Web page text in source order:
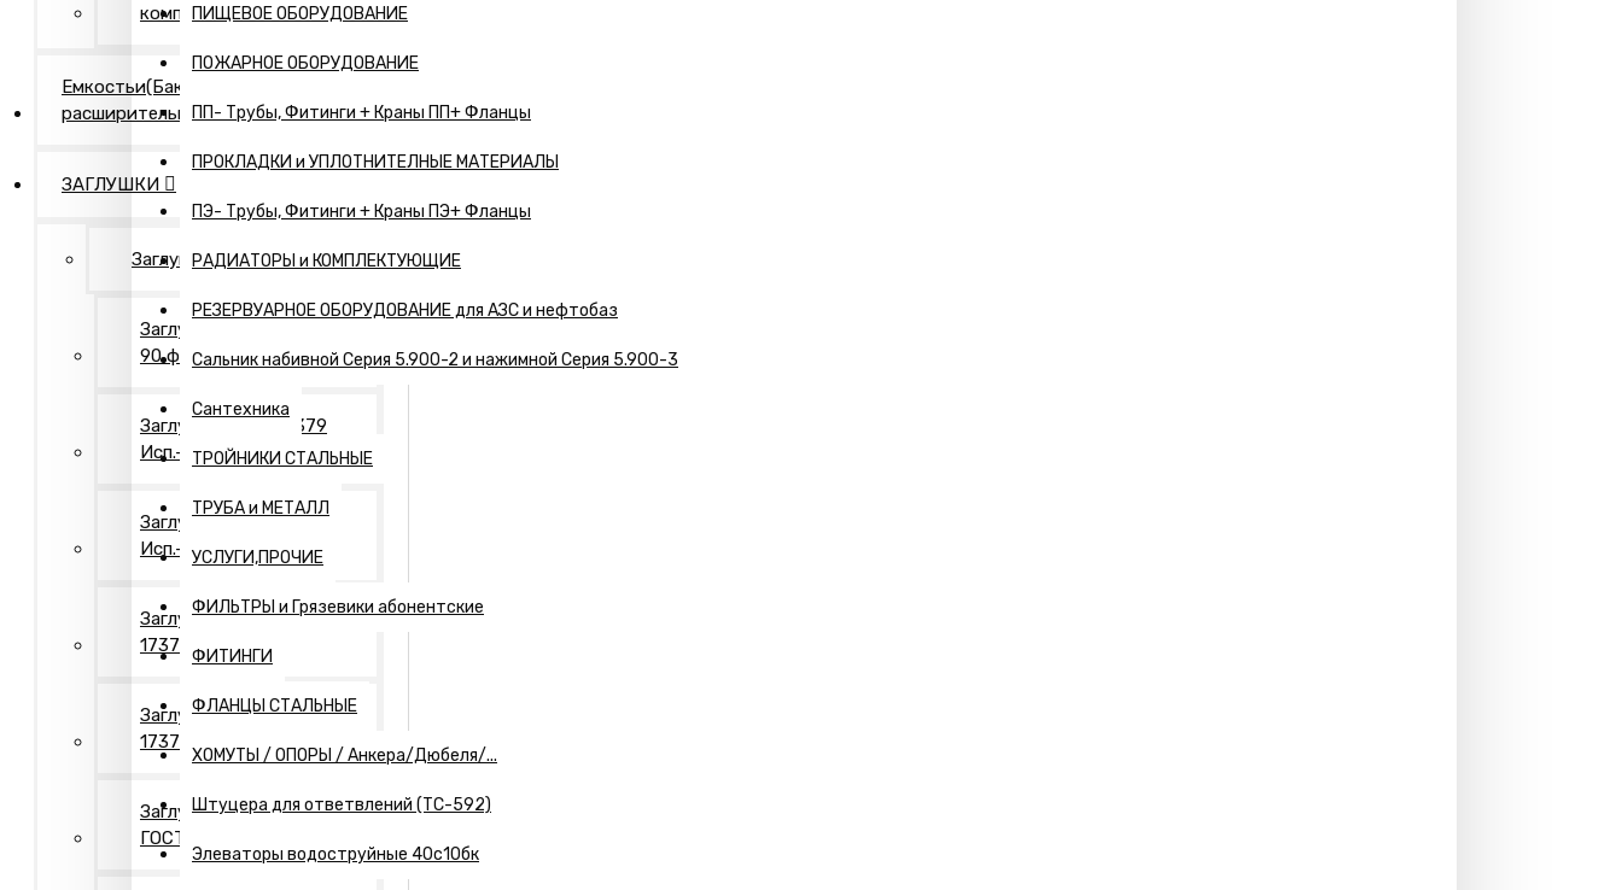
ПИЩЕВОЕ ОБОРУДОВАНИЕ
ПОЖАРНОЕ ОБОРУДОВАНИЕ
ПП- Трубы, Фитинги + Краны ПП+ Фланцы
ПРОКЛАДКИ и УПЛОТНИТЕЛНЫЕ МАТЕРИАЛЫ
ПЭ- Трубы, Фитинги + Краны ПЭ+ Фланцы
РАДИАТОРЫ и КОМПЛЕКТУЮЩИЕ
РЕЗЕРВУАРНОЕ ОБОРУДОВАНИЕ для АЗС и нефтобаз
Сальник набивной Серия 5.900-2 и нажимной Серия 5.900-3
Сантехника
ТРОЙНИКИ СТАЛЬНЫЕ
ТРУБА и МЕТАЛЛ
УСЛУГИ,ПРОЧИЕ
ФИЛЬТРЫ и Грязевики абонентские
ФИТИНГИ
ФЛАНЦЫ СТАЛЬНЫЕ
ХОМУТЫ / ОПОРЫ / Анкера/Дюбеля/...
Штуцера для ответвлений (ТС-592)
Элеваторы водоструйные 40с10бк
компания"
Емкостьи(Бак
расширительный,...)
ЗАГЛУШКИ
Заглушки Нержавеющие
Заглушки АТК 24.200.02-
90 фланцевые
Заглушки ГОСТ 17379
Исп.- 1. Оцинкованные
Заглушки ГОСТ 17379
Исп.- 2. Оцинкованные
Заглушки Исп.- 1 ГОСТ
17379
Заглушки Исп.- 2 ГОСТ
17379
Заглушки Исп.- 2"П"
ГОСТ 17379